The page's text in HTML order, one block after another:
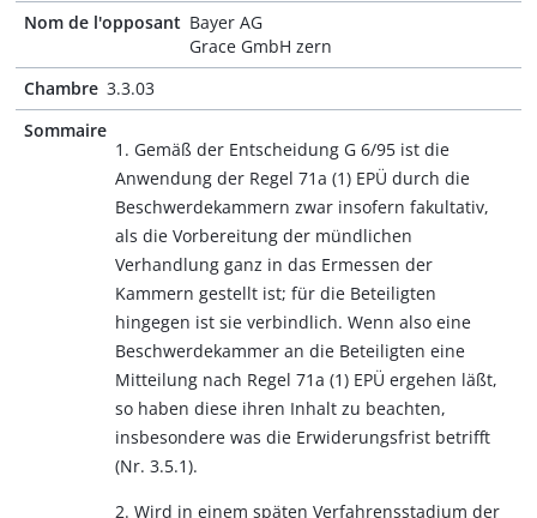
Nom de l'opposant Bayer AG
Grace GmbH zern
Chambre 3.3.03
Sommaire
1. Gemäß der Entscheidung G 6/95 ist die
Anwendung der Regel 71a (1) EPÜ durch die
Beschwerdekammern zwar insofern fakultativ,
als die Vorbereitung der mündlichen
Verhandlung ganz in das Ermessen der
Kammern gestellt ist; für die Beteiligten
hingegen ist sie verbindlich. Wenn also eine
Beschwerdekammer an die Beteiligten eine
Mitteilung nach Regel 71a (1) EPÜ ergehen läßt,
so haben diese ihren Inhalt zu beachten,
insbesondere was die Erwiderungsfrist betrifft
(Nr. 3.5.1).
2. Wird in einem späten Verfahrensstadium der